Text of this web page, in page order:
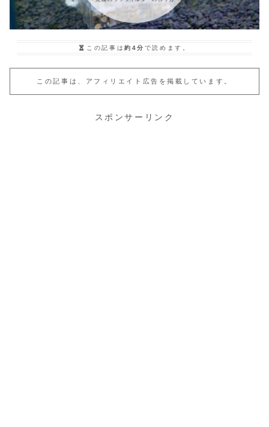
この記事は約4分 で読めます。
この記事は、アフィリエイト広告を掲載しています。
スポンサーリンク